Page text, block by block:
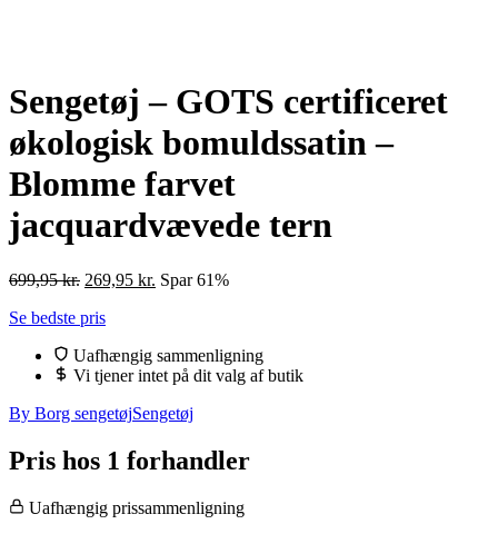
Sengetøj – GOTS certificeret
økologisk bomuldssatin –
Blomme farvet
jacquardvævede tern
699,95kr. Den
pris
699,95 kr..
269,95 kr. Den
269,95 kr..
Spar 61%
Se bedste pris
Uafhængig sammenligning
Vi tjener intet på dit valg af butik
By Borg sengetøjSengetøj
Pris hos 1 forhandler
Uafhængig prissammenligning